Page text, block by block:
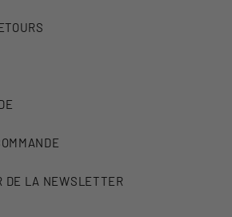
DE LA NEWSLETTER